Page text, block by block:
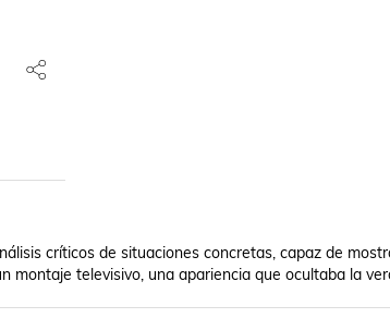
críticos de situaciones concretas, capaz de
televisivo, una apariencia que ocultaba la